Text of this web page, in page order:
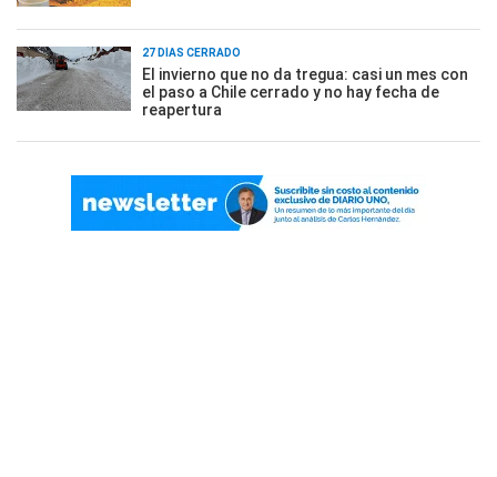
27 DÍAS CERRADO
El invierno que no da tregua: casi un mes con
el paso a Chile cerrado y no hay fecha de
reapertura